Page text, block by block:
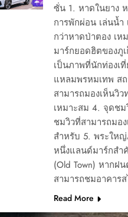
ซั่น 1. หาดในยาง
การพักผ่อน เล่นน้ำ
กว่าหาดป่าตอง เ
มาร์กยอดฮิตของภู
เป็นภาพที่นักท่องเ
แหลมพรหมเทพ ส
สามารถมองเห็นวิ
เหมาะสม 4. จุดช
ชมวิวที่สามารถมอ
สำหรับ 5. พระให
หนึ่งแลนด์มาร์กสำ
(Old Town) หากฝ
สามารถชมอาคาร
Read More